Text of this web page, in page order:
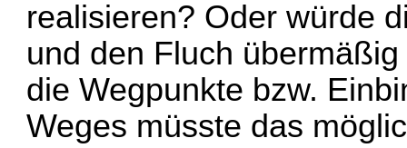
realisieren? Oder würde
und den Fluch
die Wegpunkte bzw.
Weges müsste das